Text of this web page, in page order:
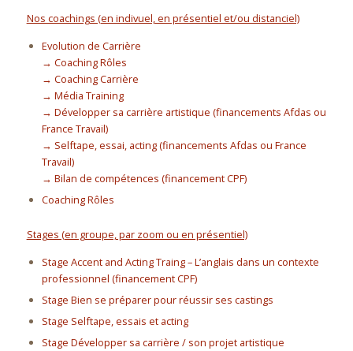
Nos coachings (en indivuel, en présentiel et/ou distanciel)
Evolution de Carrière
→ Coaching Rôles
→ Coaching Carrière
→ Média Training
→ Développer sa carrière artistique (financements Afdas ou
France Travail)
→ Selftape, essai, acting (financements Afdas ou France
Travail)
→ Bilan de compétences (financement CPF)
Coaching Rôles
Stages (en groupe, par zoom ou en présentiel)
Stage Accent and Acting Traing – L’anglais dans un contexte
professionnel (financement CPF)
Stage Bien se préparer pour réussir ses castings
Stage Selftape, essais et acting
Stage Développer sa carrière / son projet artistique